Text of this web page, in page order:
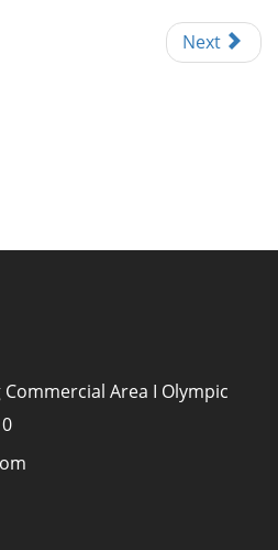
Next
Commercial Area I Olympic